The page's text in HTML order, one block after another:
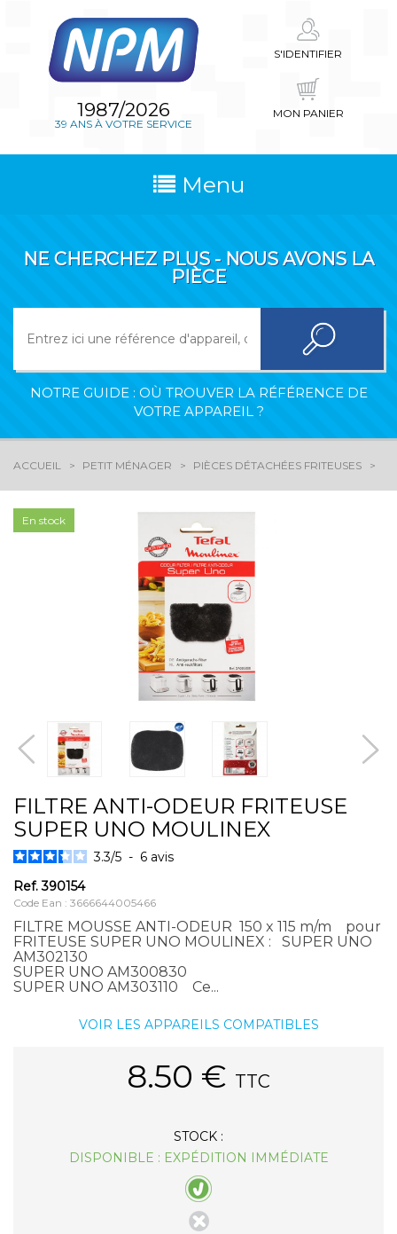
1987/2026
39 ANS À VOTRE SERVICE
S'IDENTIFIER
MON PANIER
Menu
NE CHERCHEZ PLUS - NOUS AVONS LA
PIÈCE
NOTRE GUIDE : OÙ TROUVER LA RÉFÉRENCE DE
VOTRE APPAREIL ?
ACCUEIL PETIT MÉNAGER PIÈCES DÉTACHÉES FRITEUSES
En stock
FILTRE ANTI-ODEUR FRITEUSE
SUPER UNO MOULINEX
3.3/5 - 6 avis
Ref.390154
Code Ean : 3666644005466
FILTRE MOUSSE ANTI-ODEUR 150 x 115 m/m pour
FRITEUSE SUPER UNO MOULINEX : SUPER UNO
AM302130
SUPER UNO AM300830
SUPER UNO AM303110 Ce...
VOIR LES APPAREILS COMPATIBLES
8.50 € TTC
STOCK :
DISPONIBLE : EXPÉDITION IMMÉDIATE